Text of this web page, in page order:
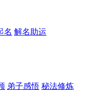
名 解名助运
弟子感悟 秘法修炼